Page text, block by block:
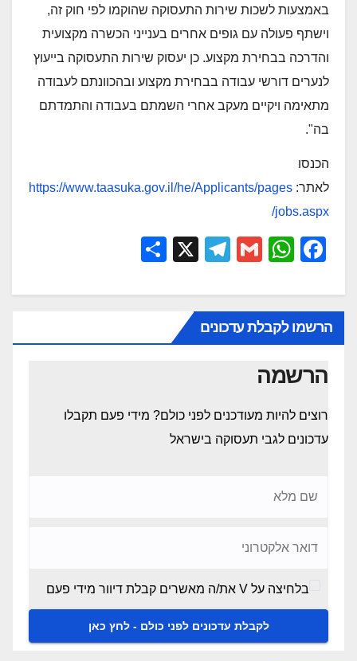
באמצעות לשכות שירות התעסוקה שהוקמו לפי חוק זה,
וישתף פעולה עם גופים אחרים בענייני הכשרה מקצועית
והדרכה בבחירת מקצוע. כן יעסוק שירות התעסוקה בייעוץ
לנערים דורשי עבודה בבחירת מקצוע ובהכוונתם לעבודה
מתאימה ויקיים מעקב אחרי השמתם בעבודה והתמדתם
בה".​
הכנסו
לאתר: https://www.taasuka.gov.il/he/Applicants/pages
/jobs.aspx
F
c
e
b
o
o
k
W
at
s
A
p
G
ail
T
e
gr
a
X
ar
הרשמו לקבלת עדכונים
הרשמה
רוצים להיות מעודכנים לפני כולם? מידי פעם תקבלו
עדכונים לגבי תעסוקה בישראל
בלחיצה על V את/ה מאשרים קבלת דיוור מידי פעם